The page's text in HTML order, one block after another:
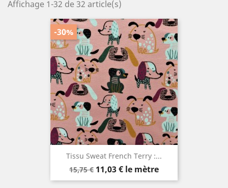
Affichage 1-32 de 32 article(s)
Tissu Sweat French Terry :...
Prix
de
15,75 € Prix
11,03 € le mètre
-30%